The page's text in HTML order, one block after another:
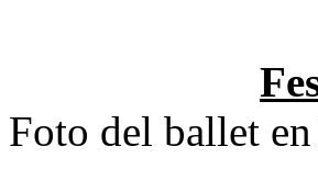
Foto del ballet